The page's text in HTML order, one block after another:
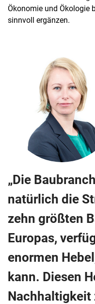
Ökonomie und Ökologie
sinnvoll ergänzen.
„Die
natürlich die
zehn größten
Europas,
enormen
kann. Diesen
Nachhaltigkeit